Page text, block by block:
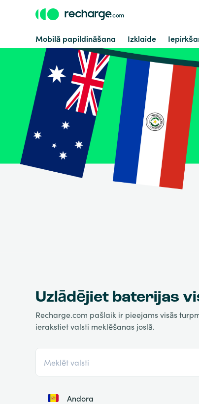
Mobilā papildināšana Izklaide
Uzlādējiet baterijas
Recharge.com pašlaik ir pieejams visās
ierakstiet valsti meklēšanas joslā.
Andora